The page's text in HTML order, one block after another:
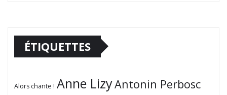
ÉTIQUETTES
Alors chante ! Anne LizyAntonin Perbosc